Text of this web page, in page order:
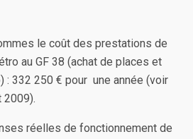
le coût des prestations de
au GF 38 (achat de places et
: 332 250 € pour une année (voir
2009).
réelles de fonctionnement de